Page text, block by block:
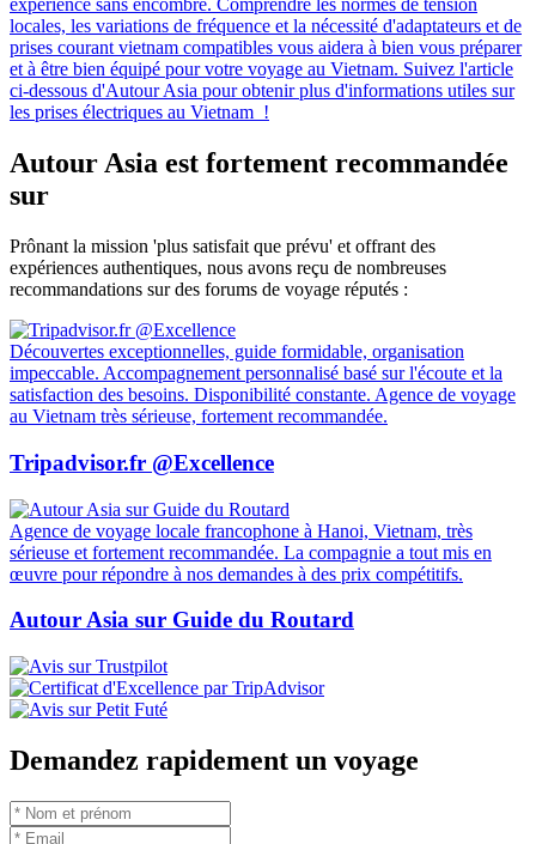
expérience sans encombre. Comprendre les normes de tension
locales, les variations de fréquence et la nécessité d'adaptateurs et de
prises courant vietnam compatibles vous aidera à bien vous préparer
et à être bien équipé pour votre voyage au Vietnam. Suivez l'article
ci-dessous d'Autour Asia pour obtenir plus d'informations utiles sur
les prises électriques au Vietnam !
Autour Asia est fortement recommandée
sur
Prônant la mission 'plus satisfait que prévu' et offrant des
expériences authentiques, nous avons reçu de nombreuses
recommandations sur des forums de voyage réputés :
Découvertes exceptionnelles, guide formidable, organisation
impeccable. Accompagnement personnalisé basé sur l'écoute et la
satisfaction des besoins. Disponibilité constante. Agence de voyage
au Vietnam très sérieuse, fortement recommandée.
Tripadvisor.fr @Excellence
Agence de voyage locale francophone à Hanoi, Vietnam, très
sérieuse et fortement recommandée. La compagnie a tout mis en
œuvre pour répondre à nos demandes à des prix compétitifs.
Autour Asia sur Guide du Routard
Demandez rapidement un voyage